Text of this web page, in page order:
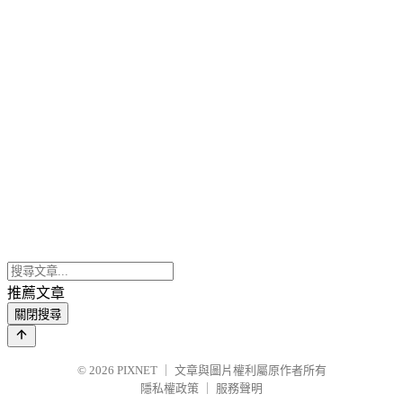
推薦文章
關閉搜尋
© 2026 PIXNET
文章與圖片權利屬原作者所有
隱私權政策
服務聲明